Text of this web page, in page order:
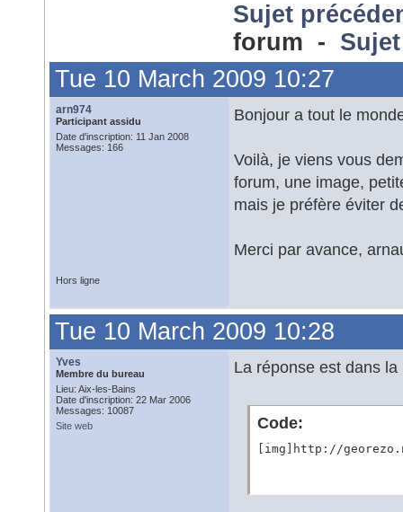
Sujet
forum -
Tue 10 March 2009 10:27
arn974
Participant assidu
Date d'inscription: 11 Jan 2008
Messages: 166
Bonjour a tout le
Voilà, je viens vous
forum, une image,
mais je préfère éviter
Merci par avance,
Hors ligne
Tue 10 March 2009 10:28
Yves
Membre du bureau
Lieu: Aix-les-Bains
Date d'inscription: 22 Mar 2006
Messages: 10087
Site web
La réponse est dans
Code:
[img]http://